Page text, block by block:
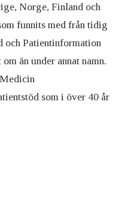
Norge, Finland och
funnits med från tidig
och Patientinformation
än under annat namn.
som i över 40 år